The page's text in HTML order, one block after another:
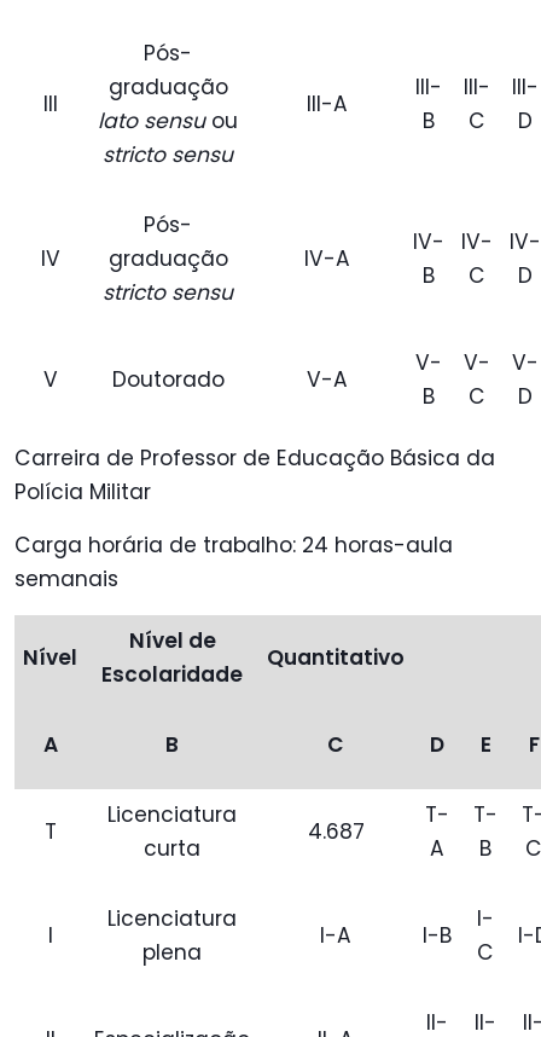
III
Pós-
graduação
lato sensuou
stricto sensu
III-A
III-
B
III-
C
III-
D
IV
Pós-
graduação
stricto sensu
IV-A
IV-
B
IV-
C
IV-
D
V Doutorado V-A
V-
B
V-
C
V-
D
Carreira de Professor de Educação Básica da
Polícia Militar
Carga horária de trabalho: 24 horas-aula
semanais
Nível
Nível de
Escolaridade
Quantitativo
A B C D E F
T
Licenciatura
curta
4.687
T-
A
T-
B
C
I
Licenciatura
plena
I-A I-B
I-
C
I-
II- II-